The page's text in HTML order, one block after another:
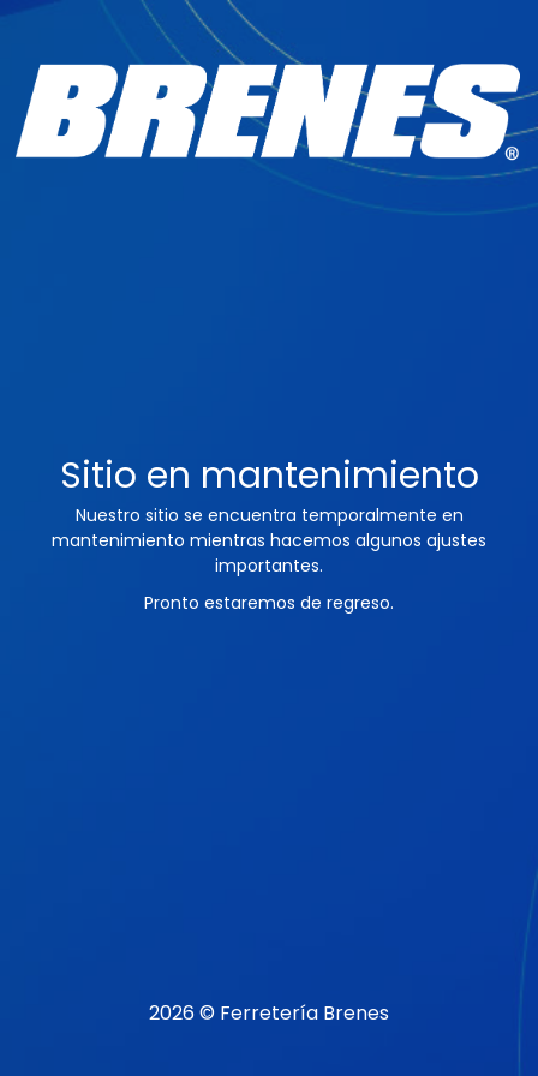
Sitio en mantenimiento
Nuestro sitio se encuentra temporalmente en
mantenimiento mientras hacemos algunos ajustes
importantes.
Pronto estaremos de regreso.
2026 © Ferretería Brenes